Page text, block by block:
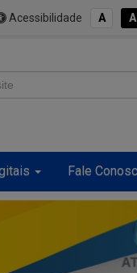
Acessibilidade A A
Fale